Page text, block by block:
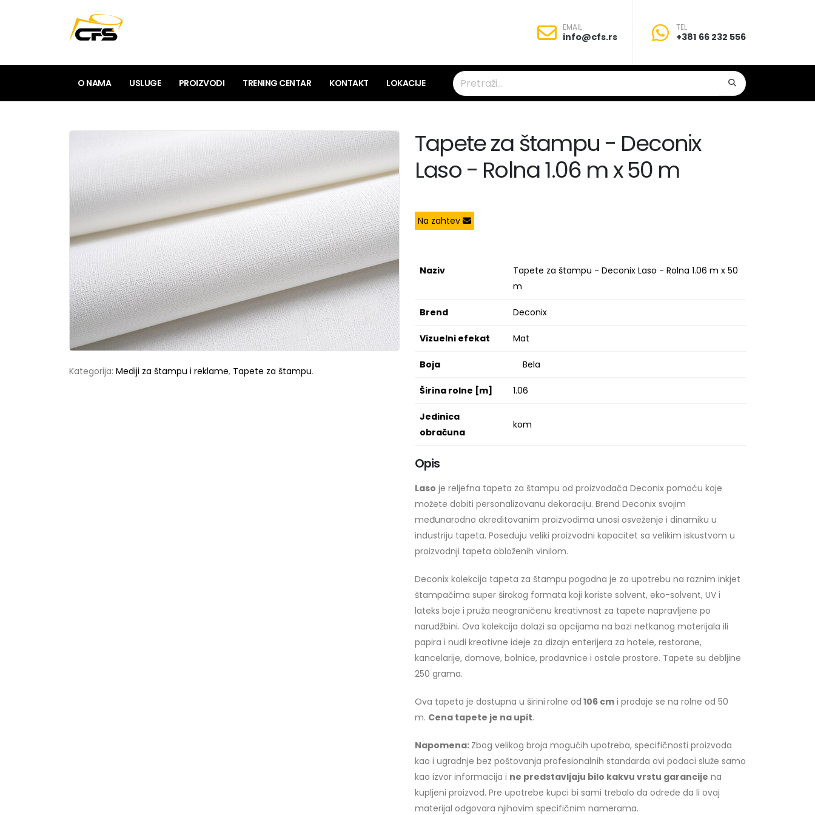
EMAIL
info@cfs.rs
TEL
+381 66 232 556
O NAMA USLUGE PROIZVODI TRENING CENTAR KONTAKT LOKACIJE
Kategorija: Mediji za štampu i reklame, Tapete za štampu.
Tapete za štampu - Deconix
Laso - Rolna 1.06 m x 50 m
Na zahtev
Naziv
Tapete za štampu - Deconix Laso - Rolna 1.06 m x 50
m
Brend Deconix
Vizuelni efekat Mat
Boja Bela
Širina rolne [m] 1.06
Jedinica
obračuna
kom
Opis
Laso je reljefna tapeta za štampu od proizvođača Deconix pomoću koje
možete dobiti personalizovanu dekoraciju. Brend Deconix svojim
međunarodno akreditovanim proizvodima unosi osveženje i dinamiku u
industriju tapeta. Poseduju veliki proizvodni kapacitet sa velikim iskustvom u
proizvodnji tapeta obloženih vinilom.
Deconix kolekcija tapeta za štampu pogodna je za upotrebu na raznim inkjet
štampačima super širokog formata koji koriste solvent, eko-solvent, UV i
lateks boje i pruža neograničenu kreativnost za tapete napravljene po
narudžbini. Ova kolekcija dolazi sa opcijama na bazi netkanog materijala ili
papira i nudi kreativne ideje za dizajn enterijera za hotele, restorane,
kancelarije, domove, bolnice, prodavnice i ostale prostore. Tapete su debljine
250 grama.
Ova tapeta je dostupna u širini rolne od 106 cm i prodaje se na rolne od 50
m. Cena tapete je na upit.
Napomena: Zbog velikog broja mogućih upotreba, specifičnosti proizvoda
kao i ugradnje bez poštovanja profesionalnih standarda ovi podaci služe samo
kao izvor informacija i ne predstavljaju bilo kakvu vrstu garancije na
kupljeni proizvod. Pre upotrebe kupci bi sami trebalo da odrede da li ovaj
materijal odgovara njihovim specifičnim namerama.